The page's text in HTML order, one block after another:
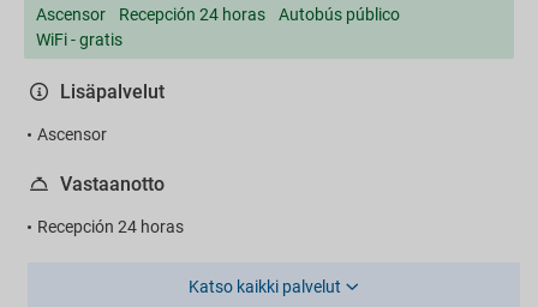
Ascensor Recepción 24 horas
Autobús público
WiFi - gratis
Lisäpalvelut
Ascensor
Vastaanotto
Recepción 24 horas
Katso kaikki palvelut